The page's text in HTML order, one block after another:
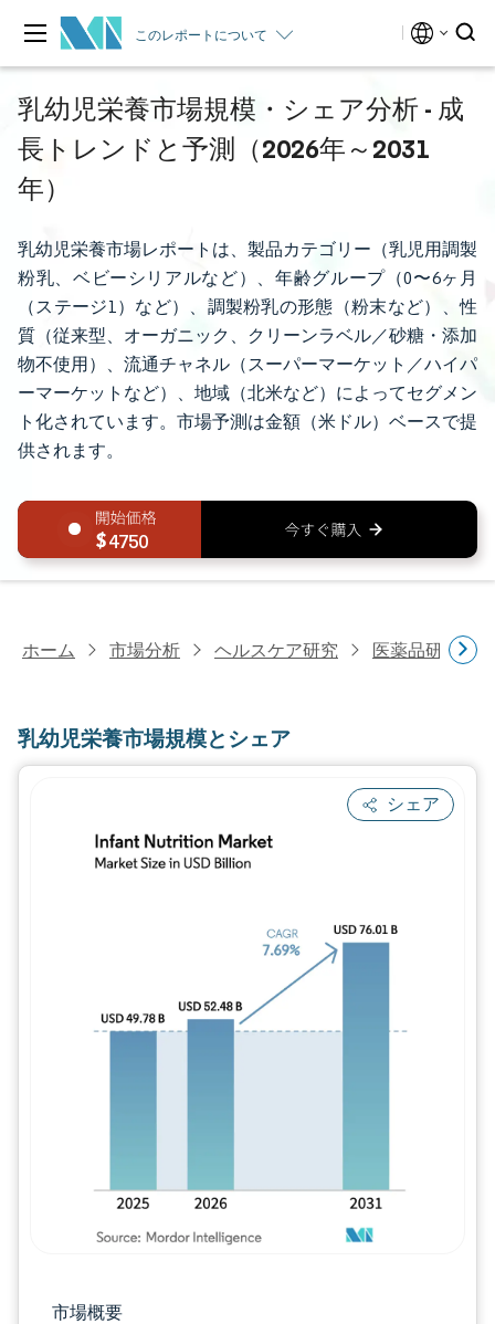
このレポートについて
乳幼児栄養市場規模・シェア分析 - 成
長トレンドと予測（2026年～2031
年）
乳幼児栄養市場レポートは、製品カテゴリー（乳児用調製
粉乳、ベビーシリアルなど）、年齢グループ（0〜6ヶ月
（ステージ1）など）、調製粉乳の形態（粉末など）、性
質（従来型、オーガニック、クリーンラベル／砂糖・添加
物不使用）、流通チャネル（スーパーマーケット／ハイパ
ーマーケットなど）、地域（北米など）によってセグメン
ト化されています。市場予測は金額（米ドル）ベースで提
供されます。
4750
ホーム 市場分析 ヘルスケア研究 医薬品研究
乳幼児栄養市場規模とシェア
シェア
市場概要